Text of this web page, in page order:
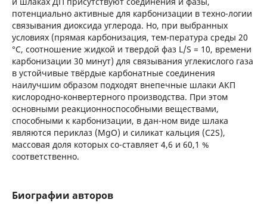
потенциально активные для карбонизации в техно-логии
связывания диоксида углерода. Но, при выбранных
условиях (прямая карбонизация, тем-пература среды 20
°C, соотношение жидкой и твердой фаз L/S = 10, времени
карбонизации 30 минут) для связывания углекислого газа
в устойчивые твёрдые карбонатные соединения
наилучшим образом подходят внепечные шлаки АКП
кислородно-конвертерного производства. При этом
основными реакционноспособными веществами,
способными к карбонизации, в дан-ном виде шлака
являются периклаз (MgO) и силикат кальция (C2S),
массовая доля которых со-ставляет 4,6 и 60,1 %
соответственно.
Биографии авторов